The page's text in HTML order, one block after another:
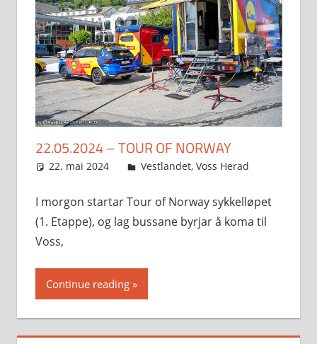
22.05.2024 – TOUR OF NORWAY
22. mai 2024 Svein
Vestlandet, Voss Herad
I morgon startar Tour of Norway sykkelløpet
(1. Etappe), og lag bussane byrjar å koma til
Voss,
Continue reading